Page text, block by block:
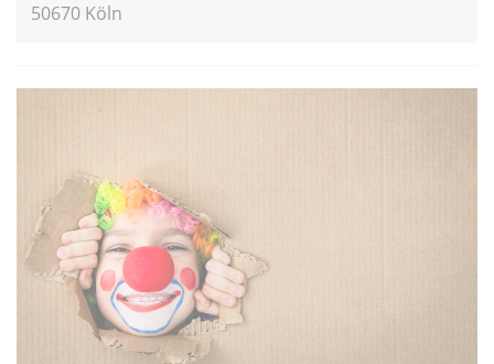
50670 Köln